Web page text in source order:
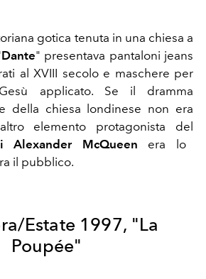
gotica tenuta in una chiesa a
Dante" presentava pantaloni jeans
al XVIII secolo e maschere per
applicato. Se il dramma
della chiesa londinese non era
elemento protagonista del
Alexander McQueen era lo
il pubblico.
Estate 1997, "La
Poupée"